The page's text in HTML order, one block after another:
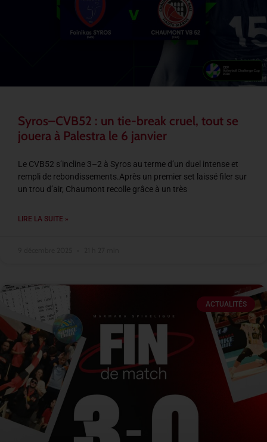
Syros–CVB52 : un tie-break cruel, tout se
jouera à Palestra le 6 janvier
Le CVB52 s’incline 3–2 à Syros au terme d’un duel intense et
rempli de rebondissements.Après un premier set laissé filer sur
un trou d’air, Chaumont recolle grâce à un très
LIRE LA SUITE »
ACTUALITÉS